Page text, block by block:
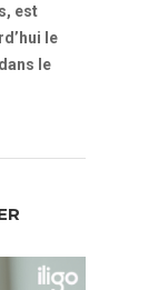
est
le
le